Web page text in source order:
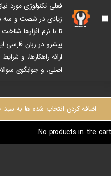
فعلی تکنولوژی مورد
زیادی در شصت و سه
تا با نرم افزارها
پیشرو در زبان فارسی
ارائه راهکارها، و
اصلی، و جوابگوی
اضافه کردن انتخاب شده ها به سبد
No products in the cart.